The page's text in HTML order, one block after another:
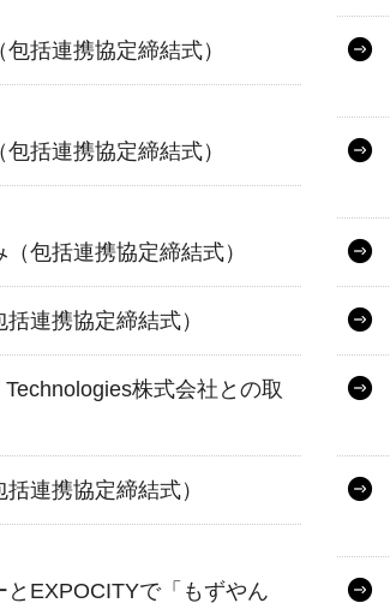
括連携協定締結式）
括連携協定締結式）
包括連携協定締結式）
連携協定締結式）
株式会社との取
連携協定締結式）
EXPOCITYで「もずやん